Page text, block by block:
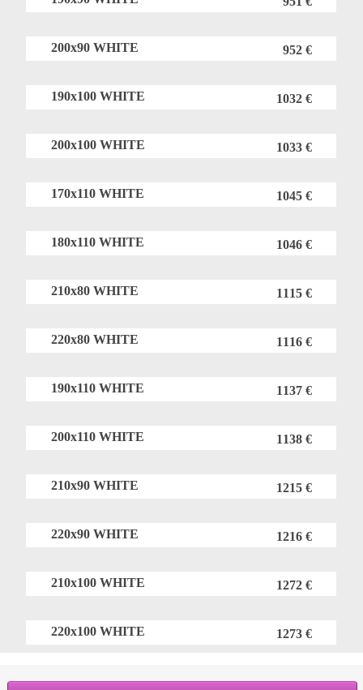
200x90 WHITE 952 €
190x100 WHITE 1032 €
200x100 WHITE 1033 €
170x110 WHITE 1045 €
180x110 WHITE 1046 €
210x80 WHITE 1115 €
220x80 WHITE 1116 €
190x110 WHITE 1137 €
200x110 WHITE 1138 €
210x90 WHITE 1215 €
220x90 WHITE 1216 €
210x100 WHITE 1272 €
220x100 WHITE 1273 €